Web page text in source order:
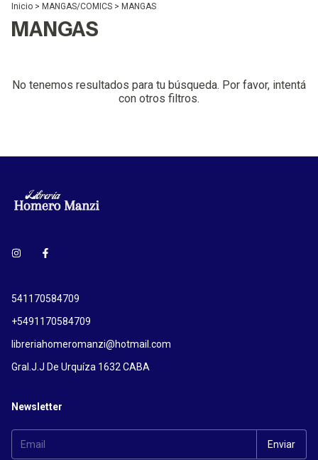
Inicio > MANGAS/COMICS > MANGAS
MANGAS
No tenemos resultados para tu búsqueda. Por favor, intentá
con otros filtros.
541170584709
+5491170584709
libreriahomeromanzi@hotmail.com
Gral.J.J De Urquíza 1632 CABA
Newsletter